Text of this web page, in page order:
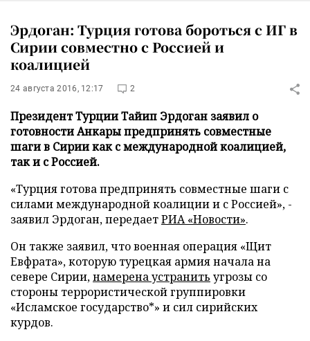
Эрдоган: Турция готова бороться с ИГ в
Сирии совместно с Россией и
коалицией
24 августа 2016, 12:17 2
Президент Турции Тайип Эрдоган заявил о
готовности Анкары предпринять совместные
шаги в Сирии как с международной коалицией,
так и с Россией.
«Турция готова предпринять совместные шаги с
силами международной коалиции и с Россией», -
заявил Эрдоган, передаетРИА «Новости».
Он также заявил, что военная операция «Щит
Евфрата», которую турецкая армия начала на
севере Сирии,намерена устранить угрозы со
стороны террористической группировки
«Исламское государство*» и сил сирийских
курдов.